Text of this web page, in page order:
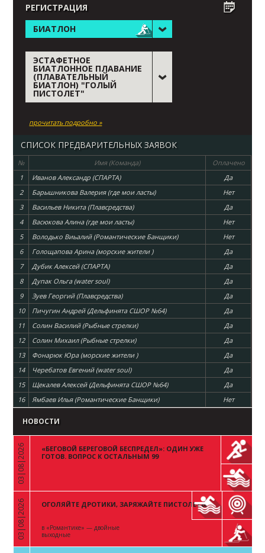
РЕГИСТРАЦИЯ
БИАТЛОН
ЭСТАФЕТНОЕ
БИАТЛОННОЕ ПЛАВАНИЕ
(ПЛАВАТЕЛЬНЫЙ
БИАТЛОН) "ГОЛЫЙ
ПИСТОЛЕТ"
прочитать подробно »
СПИСОК ПРЕДВАРИТЕЛЬНЫХ ЗАЯВОК
№ Имя (Команда)
Оплачено
1
Иванов Александр (СПАРТА)
Да
2
Барышникова Валерия (где мои ласты)
Нет
3
Васильев Никита (Плавсредства)
Да
4
Васюкова Алина (где мои ласты)
Нет
5
Володько Виьалий (Романтические Банщики)
Нет
6
Голощапова Арина (морские жители )
Да
7
Дубик Алексей (СПАРТА)
Да
8
Дупак Ольга (water soul)
Да
9
Зуев Георгий (Плавсредства)
Да
10
Пичугин Андрей (Дельфинята СШОР №64)
Да
11
Солин Василий (Рыбные стрелки)
Да
12
Солин Михаил (Рыбные стрелки)
Да
13
Фонарюк Юра (морские жители )
Да
14
Черебатов Евгений (water soul)
Да
15
Щекалев Алексей (Дельфинята СШОР №64)
Да
16
Ямбаев Илья (Романтические Банщики) Нет
НОВОСТИ
«
03|08|2026
«БЕГОВОЙ БЕРЕГОВОЙ БЕСПРЕДЕЛ»: ОДИН УЖЕ
ГОТОВ. ВОПРОС К ОСТАЛЬНЫМ 99
«
03|08|2026 ОГОЛЯЙТЕ ДРОТИКИ, ЗАРЯЖАЙТЕ ПИСТОЛЕТЫ
в «Романтике» — двойные
выходные